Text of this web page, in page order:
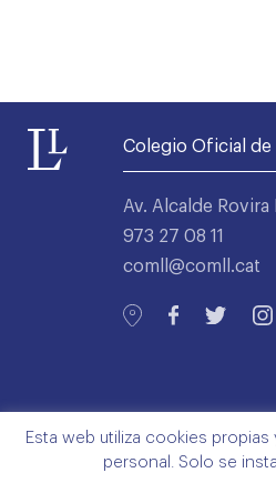
Colegio Oficial de
Av. Alcalde
973 27 08 11
comll@comll.cat
Esta web utiliza cookies
personal. Solo se